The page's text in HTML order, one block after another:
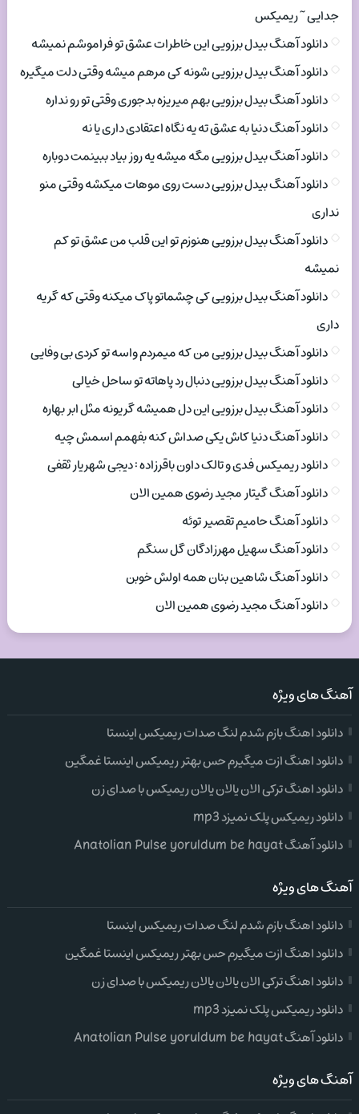
جدایی ~ ریمیکس
دانلود آهنگ بیدل برزویی این خاطرات عشق تو فراموشم نمیشه
دانلود آهنگ بیدل برزویی شونه کی مرهم میشه وقتی دلت میگیره
دانلود آهنگ بیدل برزویی بهم میریزه بدجوری وقتی تو رو نداره
دانلود آهنگ دنیا به عشق ته یه نگاه اعتقادی داری یا نه
دانلود آهنگ بیدل برزویی مگه میشه یه روز بیاد ببینمت دوباره
دانلود آهنگ بیدل برزویی دست روی موهات میکشه وقتی منو
نداری
دانلود آهنگ بیدل برزویی هنوزم تو این قلب من عشق تو کم
نمیشه
دانلود آهنگ بیدل برزویی کی چشماتو پاک میکنه وقتی که گریه
داری
دانلود آهنگ بیدل برزویی من که میمردم واسه تو کردی بی وفایی
دانلود آهنگ بیدل برزویی دنبال رد پاهاته تو ساحل خیالی
دانلود آهنگ بیدل برزویی این دل همیشه گریونه مثل ابر بهاره
دانلود آهنگ دنیا کاش یکی صداش کنه بفهمم اسمش چیه
دانلود ریمیکس فدی و تالک داون باقرزاده : دیجی شهریار ثقفی
دانلود آهنگ گیتار مجید رضوی همین الان
دانلود آهنگ حامیم تقصیر توئه
دانلود آهنگ سهیل مهرزادگان گل سنگم
دانلود آهنگ شاهین بنان همه اولش خوبن
دانلود آهنگ مجید رضوی همین الان
آهنگ های ویژه
دانلود اهنگ بازم شدم لنگ صدات ریمیکس اینستا
دانلود اهنگ ازت میگیرم حس بهتر ریمیکس اینستا غمگین
دانلود اهنگ ترکی الان یالان یالان ریمیکس با صدای زن
دانلود ریمیکس پلک نمیزد mp3
دانلود آهنگ Anatolian Pulse yoruldum be hayat
آهنگ های ویژه
دانلود اهنگ بازم شدم لنگ صدات ریمیکس اینستا
دانلود اهنگ ازت میگیرم حس بهتر ریمیکس اینستا غمگین
دانلود اهنگ ترکی الان یالان یالان ریمیکس با صدای زن
دانلود ریمیکس پلک نمیزد mp3
دانلود آهنگ Anatolian Pulse yoruldum be hayat
آهنگ های ویژه